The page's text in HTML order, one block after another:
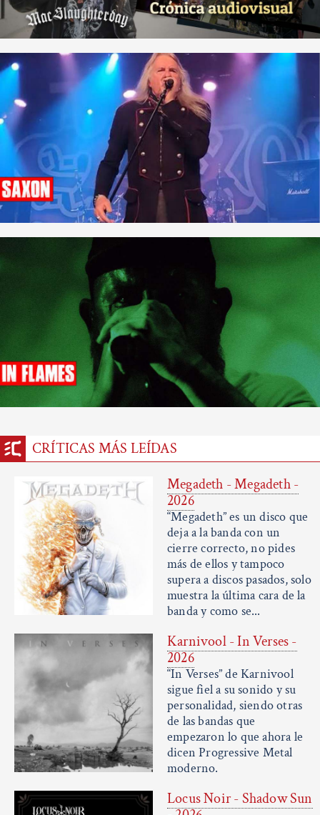
CRÍTICAS MÁS LEÍDAS
Megadeth - Megadeth -
2026
“Megadeth” es un disco que
deja a la banda con un
cierre correcto, no pides
más de ellos y tampoco
supera a discos pasados, solo
muestra la última cara de la
banda y como se...
Karnivool - In Verses -
2026
“In Verses” de Karnivool
sigue fiel a su sonido y su
personalidad, siendo otras
de las bandas que
empezaron lo que ahora le
dicen Progressive Metal
moderno.
Locus Noir - Shadow Sun